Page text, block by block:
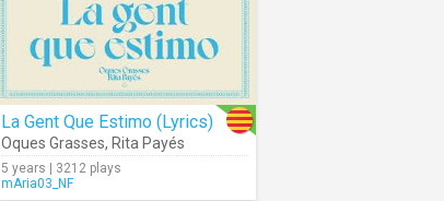
La Gent Que Estimo (Lyrics)
Oques Grasses, Rita Payés
5 years | 3212 plays
mAria03_NF